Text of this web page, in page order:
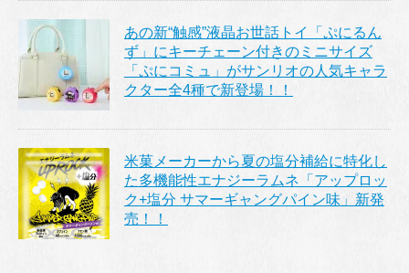
あの新“触感”液晶お世話トイ「ぷにるん
ず」にキーチェーン付きのミニサイズ
「ぷにコミュ」がサンリオの人気キャラ
クター全4種で新登場！！
米菓メーカーから夏の塩分補給に特化し
た多機能性エナジーラムネ「アップロッ
ク+塩分 サマーギャングパイン味」新発
売！！